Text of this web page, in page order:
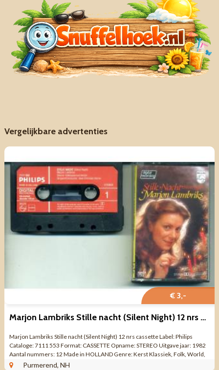
Vergelijkbare advertenties
€ 3,-
Marjon Lambriks Stille nacht (Silent Night) 12 nrs cassette
Marjon Lambriks Stille nacht (Silent Night) 12 nrs cassette Label: Philips
Cataloge: 7111 553 Format: CASSETTE Opname: STEREO Uitgave jaar: 1982
Aantal nummers: 12 Made in HOLLAND Genre: Kerst Klassiek, Folk, World,
& Country ...
Purmerend, NH